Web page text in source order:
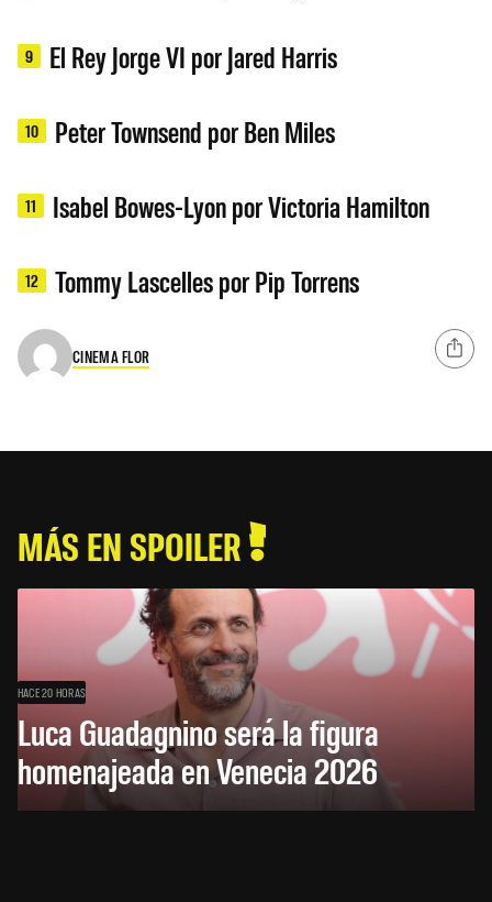
9 El Rey Jorge VI por Jared Harris
10 Peter Townsend por Ben Miles
11 Isabel Bowes-Lyon por Victoria Hamilton
12 Tommy Lascelles por Pip Torrens
CINEMA FLOR
MÁS EN SPOILER
HACE 20 HORAS
Luca Guadagnino será la figura
homenajeada en Venecia 2026